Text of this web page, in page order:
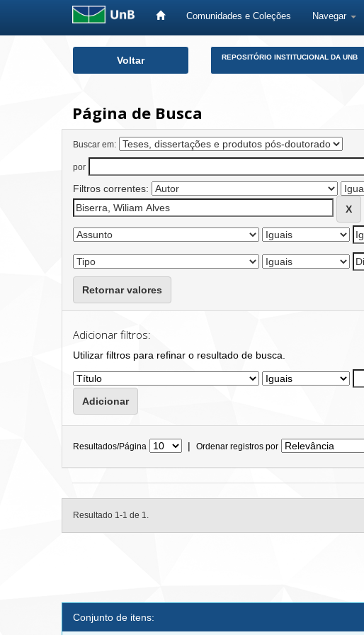
Comunidades e Coleções Navegar
Voltar REPOSITÓRIO INSTITUCIONAL DA UNB
Página de Busca
Buscar em:
por
Filtros correntes:
Retornar valores
Adicionar filtros:
Utilizar filtros para refinar o resultado de busca.
Resultados/Página | Ordenar registros por
Resultado 1-1 de 1.
Conjunto de itens: